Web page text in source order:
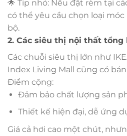
🌟 Tip nhỏ: Nếu đặt rèm tại
có thể yêu cầu chọn loại
bộ.
2. Các siêu thị nội thất tổng
Các chuỗi siêu thị lớn như
Index Living Mall cũng có
Điểm cộng:
Đảm bảo chất lượng sản
Thiết kế hiện đại, dễ ứng
Giá cả hơi cao một chút,